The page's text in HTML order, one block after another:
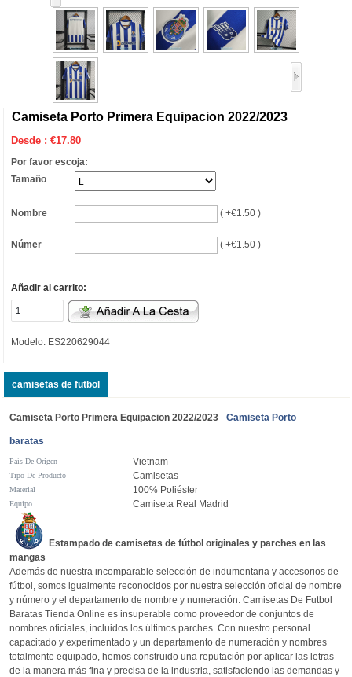
Camiseta Porto Primera Equipacion 2022/2023
Desde :€17.80
Por favor escoja:
Tamaño
Nombre ( +€1.50 )
Númer ( +€1.50 )
Añadir al carrito:
Modelo: ES220629044
camisetas de futbol
Camiseta Porto Primera Equipacion 2022/2023 - Camiseta Porto
baratas
País De Origen Vietnam
Tipo De Producto Camisetas
Material 100% Poliéster
Equipo Camiseta Real Madrid
Estampado de camisetas de fútbol originales y parches en las
mangas
Además de nuestra incomparable selección de indumentaria y accesorios de
fútbol, somos igualmente reconocidos por nuestra selección oficial de nombre
y número y el departamento de nombre y numeración. Camisetas De Futbol
Baratas Tienda Online es insuperable como proveedor de conjuntos de
nombres oficiales, incluidos los últimos parches. Con nuestro personal
capacitado y experimentado y un departamento de numeración y nombres
totalmente equipado, hemos construido una reputación por aplicar las letras
de la manera más fina y precisa de la industria, satisfaciendo las demandas y